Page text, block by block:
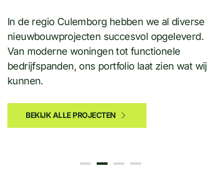
In de regio Culemborg hebben we al diverse
nieuwbouwprojecten succesvol opgeleverd.
Van moderne woningen tot functionele
bedrijfspanden, ons portfolio laat zien wat wij
kunnen.
BEKIJK ALLE PROJECTEN
kantoorpand Groot-
Ammers
BEKIJKEN